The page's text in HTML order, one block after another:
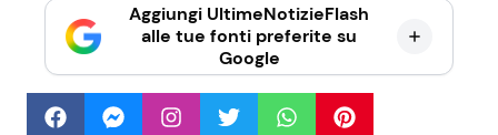
Aggiungi UltimeNotizieFlash
alle tue fonti preferite su
Google